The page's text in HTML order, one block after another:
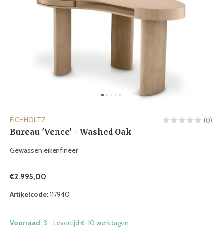
EICHHOLTZ (0)
Bureau 'Vence' - Washed Oak
Gewassen eikenfineer
€2.995,00
Artikelcode:117940
Voorraad: 3 - Levertijd 6-10 werkdagen